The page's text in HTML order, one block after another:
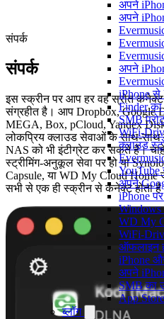
अपने
अपने
अपने
iPhone से
Finder
SMB
WiFi-
क्लाउड
अपने
iPhone
Windows
WD My
WiFi-
ऑफलाइन
iPhone
अपने
SMB का
App
ब्लॉग
संपर्क
संपर्क
इस स्क्रीन पर आप हर वह स्रोत
संग्रहीत है। आप Dropbox, Google
MEGA, Box, pCloud, Yandex
लोकप्रिय क्लाउड सेवाओं के साथ-साथ
NAS को भी इंटीग्रेट कर सकते हैं।
स्ट्रीमिंग-अनुकूल सेवा पर हो या
Capsule, या WD My Cloud
सभी से एक ही स्क्रीन से कनेक्ट होता